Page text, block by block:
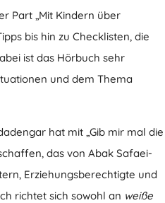
Part „Mit Kindern über
bis hin zu Checklisten, die
ist das Hörbuch sehr
und dem Thema
hat mit „Gib mir mal die
das von Abak Safaei-
Erziehungsberechtigte und
richtet sich sowohl an weiße